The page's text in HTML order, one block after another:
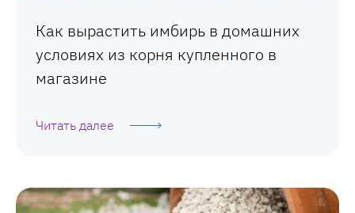
Как вырастить имбирь в домашних
условиях из корня купленного в
магазине
Читать далее